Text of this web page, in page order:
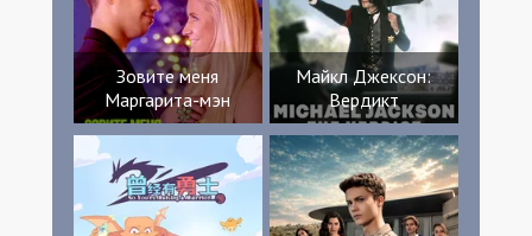
Зовите меня
Маргарита-мэн
Майкл Джексон:
Вердикт